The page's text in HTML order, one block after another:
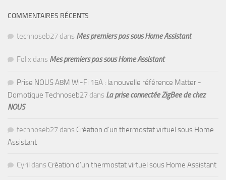
COMMENTAIRES RÉCENTS
technoseb27 dans Mes premiers pas sous Home Assistant
Felix dans Mes premiers pas sous Home Assistant
Prise NOUS A8M Wi-Fi 16A : la nouvelle référence Matter -
Domotique Technoseb27 dans La prise connectée ZigBee de chez
NOUS
technoseb27 dans Création d’un thermostat virtuel sous Home
Assistant
Cyril dans Création d’un thermostat virtuel sous Home Assistant